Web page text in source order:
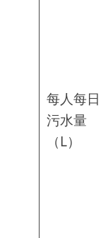
每人每日
污水量
（L）